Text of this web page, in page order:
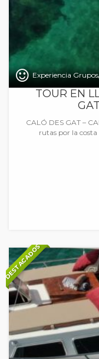
Experiencia
TOUR EN
CALÓ DES GAT –
rutas por la
DESTACADOS